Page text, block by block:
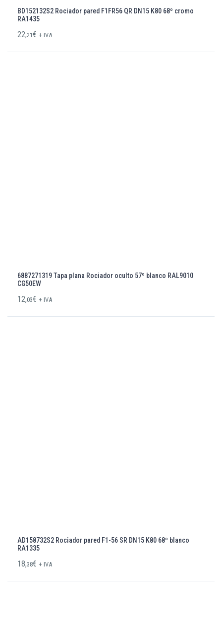
BD152132S2 Rociador pared F1FR56 QR DN15 K80 68º cromo
RA1435
22,21€ + IVA
6887271319 Tapa plana Rociador oculto 57º blanco RAL9010
CG50EW
12,03€ + IVA
AD158732S2 Rociador pared F1-56 SR DN15 K80 68º blanco
RA1335
18,38€ + IVA